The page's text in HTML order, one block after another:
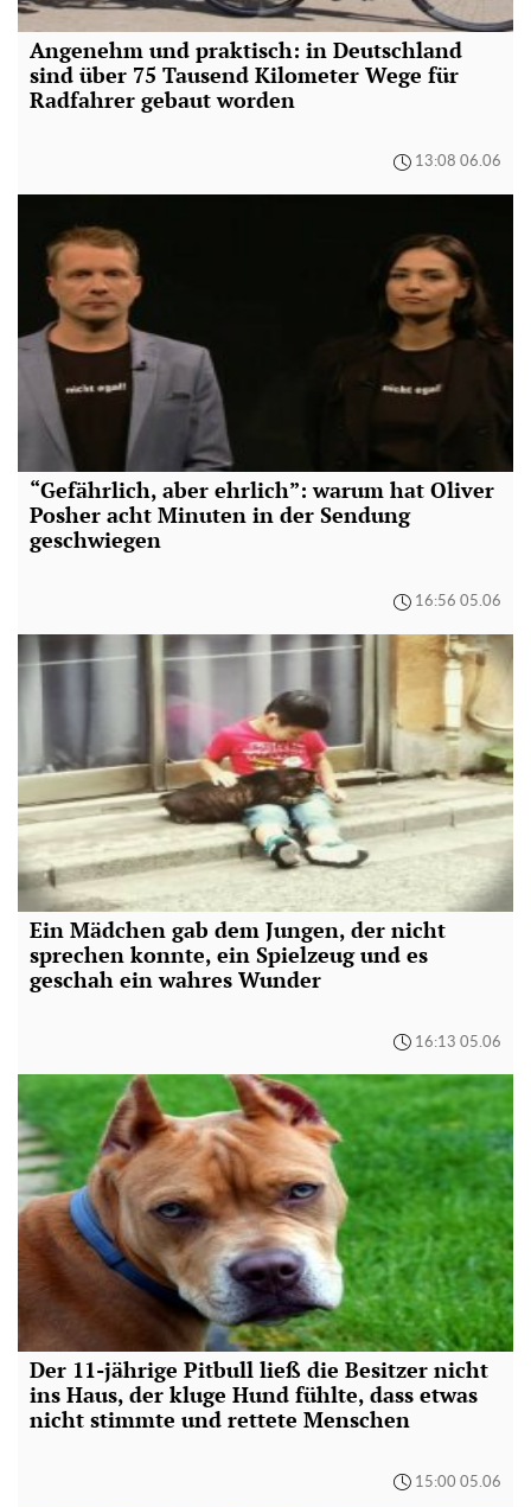
Angenehm und praktisch: in Deutschland
sind über 75 Tausend Kilometer Wege für
Radfahrer gebaut worden
13:08 06.06
“Gefährlich, aber ehrlich”: warum hat Oliver
Posher acht Minuten in der Sendung
geschwiegen
16:56 05.06
Ein Mädchen gab dem Jungen, der nicht
sprechen konnte, ein Spielzeug und es
geschah ein wahres Wunder
16:13 05.06
Der 11-jährige Pitbull ließ die Besitzer nicht
ins Haus, der kluge Hund fühlte, dass etwas
nicht stimmte und rettete Menschen
15:00 05.06